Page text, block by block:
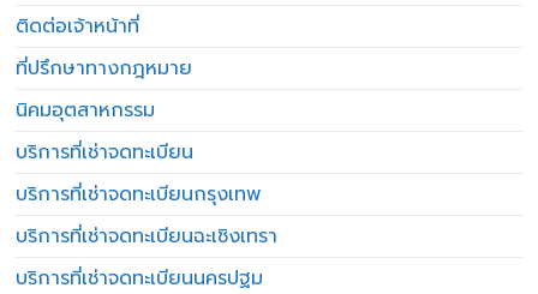
ติดต่อเจ้าหน้าที่
ที่ปรึกษาทางกฎหมาย
นิคมอุตสาหกรรม
บริการที่เช่าจดทะเบียน
บริการที่เช่าจดทะเบียนกรุงเทพ
บริการที่เช่าจดทะเบียนฉะเชิงเทรา
บริการที่เช่าจดทะเบียนนครปฐม